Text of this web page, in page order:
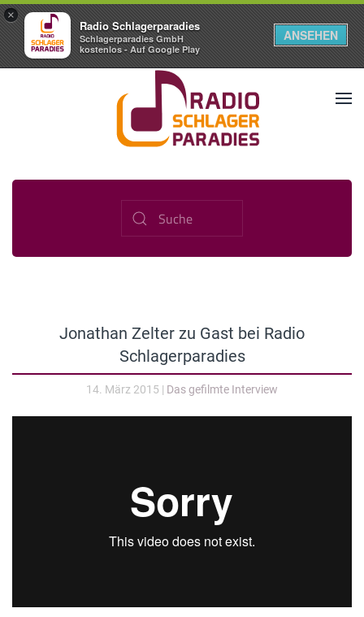
×
Radio Schlagerparadies
Schlagerparadies GmbH
kostenlos - Auf Google Play
ANSEHEN
Jonathan Zelter zu Gast bei Radio
Schlagerparadies
14. März 2015 | Das gefilmte Interview